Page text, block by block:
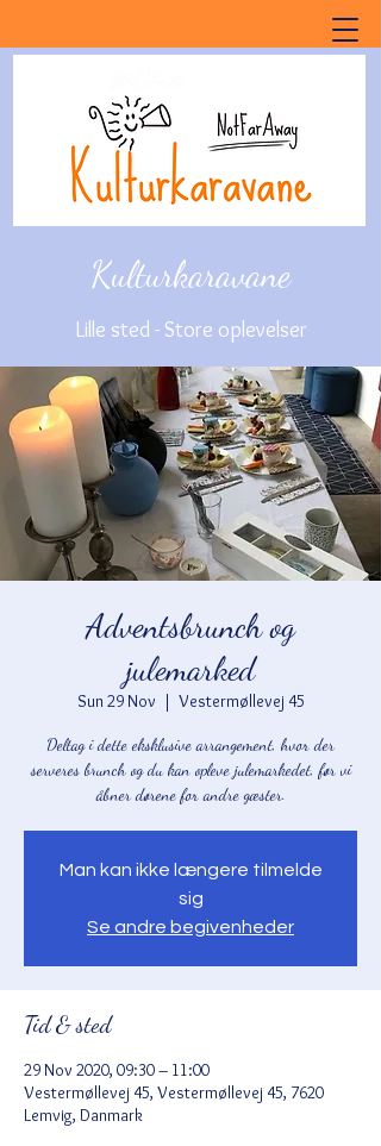
Kulturkaravane
Lille sted - Store oplevelser
Adventsbrunch og
julemarked
Sun 29 Nov
  |
Vestermøllevej 45
Deltag i dette eksklusive arrangement, hvor der
serveres brunch og du kan opleve julemarkedet, før vi
åbner dørene for andre gæster.
Man kan ikke længere tilmelde
sig
Se andre begivenheder
Tid & sted
29 Nov 2020, 09:30 – 11:00
Vestermøllevej 45, Vestermøllevej 45, 7620
Lemvig, Danmark